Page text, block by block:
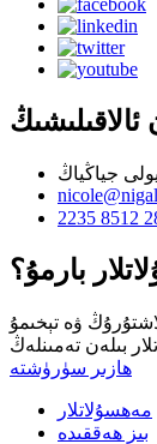
ئالاقىلىشىڭ
بارمۇ؟
ۋە تېخىمۇ
ھازىر سۈرۈشتە
مەھسۇلاتلار
بىز ھەققىدە